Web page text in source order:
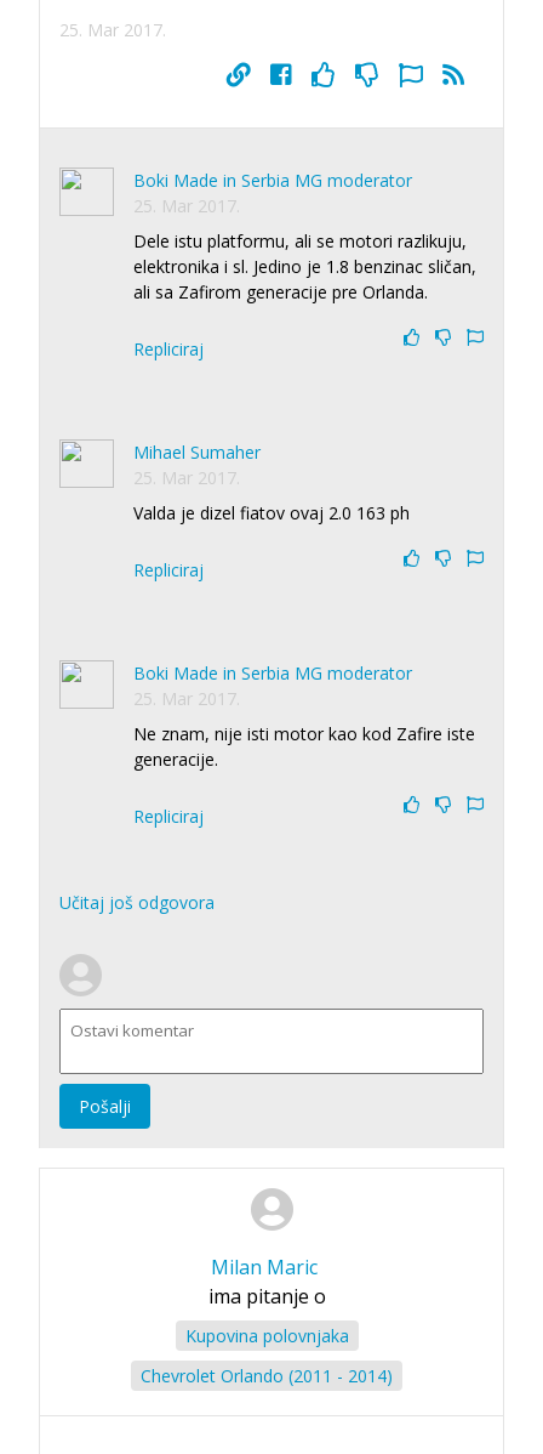
25. Mar 2017.
Boki Made in Serbia MG moderator
25. Mar 2017.
Dele istu platformu, ali se motori razlikuju,
elektronika i sl. Jedino je 1.8 benzinac sličan,
ali sa Zafirom generacije pre Orlanda.
Repliciraj
Mihael Sumaher
25. Mar 2017.
Valda je dizel fiatov ovaj 2.0 163 ph
Repliciraj
Boki Made in Serbia MG moderator
25. Mar 2017.
Ne znam, nije isti motor kao kod Zafire iste
generacije.
Repliciraj
Učitaj još odgovora
Pošalji
Milan Maric
ima pitanje o
Kupovina polovnjaka
Chevrolet Orlando (2011 - 2014)